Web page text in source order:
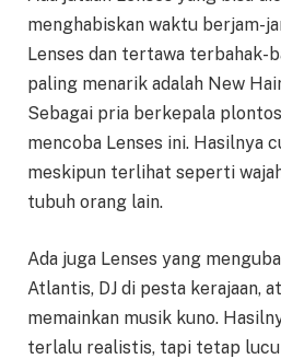
menghabiskan waktu berjam-
Lenses dan tertawa terbahak-
paling menarik adalah New
Sebagai pria berkepala
mencoba Lenses ini. Hasilnya
meskipun terlihat seperti
tubuh orang lain.
Ada juga Lenses yang
Atlantis, DJ di pesta kerajaan,
memainkan musik kuno.
terlalu realistis, tapi tetap lucu